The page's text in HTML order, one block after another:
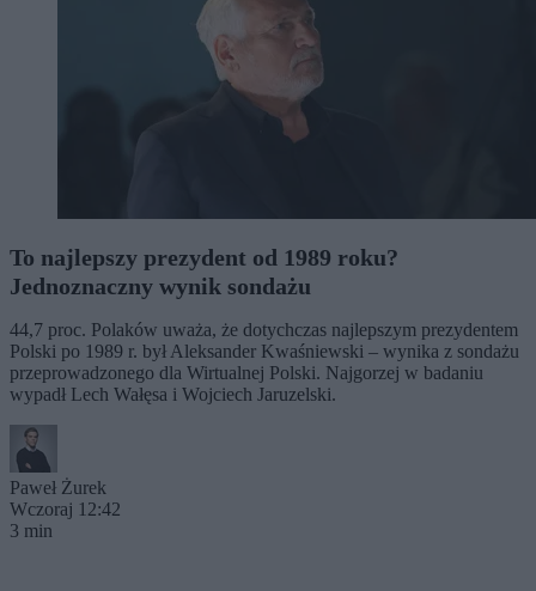
To najlepszy prezydent od 1989 roku?
Jednoznaczny wynik sondażu
44,7 proc. Polaków uważa, że dotychczas najlepszym prezydentem
Polski po 1989 r. był Aleksander Kwaśniewski – wynika z sondażu
przeprowadzonego dla Wirtualnej Polski. Najgorzej w badaniu
wypadł Lech Wałęsa i Wojciech Jaruzelski.
Paweł Żurek
Wczoraj 12:42
3 min